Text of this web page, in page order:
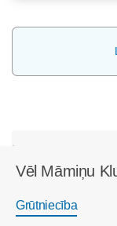
Vēl Māmiņu
Grūtniecība